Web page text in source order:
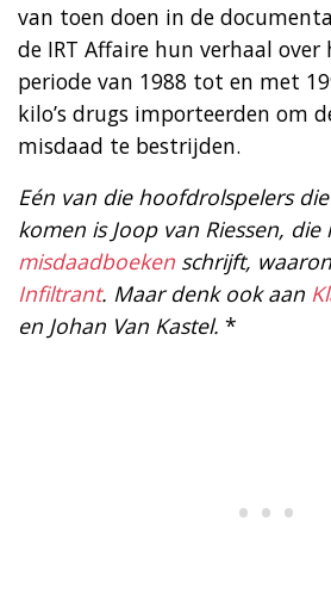
van toen doen in de
de IRT Affaire hun verhaal over
periode van 1988 tot en met
kilo’s drugs importeerden om
misdaad te bestrijden.
Eén van die hoofdrolspelers
komen is Joop van Riessen, die
misdaadboeken schrijft,
Infiltrant. Maar denk ook aan
en Johan Van Kastel. *